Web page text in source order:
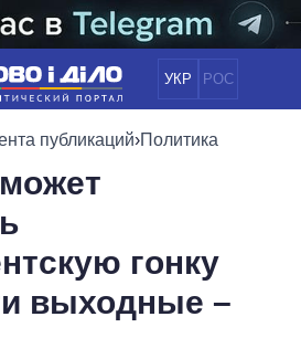
УКР РОС
НОВОСТИ
ПОЛИТИКА
ОБЩЕСТВО
МИР
ОБЕЩАНИЯ
ПОЛИТИКИ
ОФИС
публикаций›Политика
гонку
выходные –